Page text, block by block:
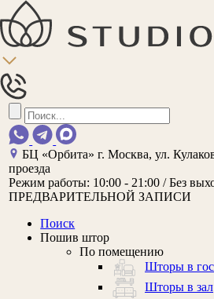
БЦ «Орбита»г. Москва, ул.
проезда
Режим работы: 10:00 - 21:00 / Без
ПРЕДВАРИТЕЛЬНОЙ ЗАПИСИ
Поиск
Пошив штор
По помещению
Шторы в
Шторы в зал